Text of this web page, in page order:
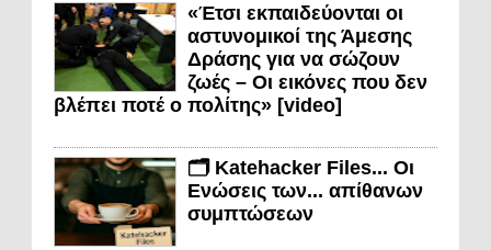
«Έτσι εκπαιδεύονται οι
αστυνομικοί της Άμεσης
Δράσης για να σώζουν
ζωές – Οι εικόνες που δεν
βλέπει ποτέ ο πολίτης» [video]
🗂️ Katehacker Files... Οι
Ενώσεις των... απίθανων
συμπτώσεων